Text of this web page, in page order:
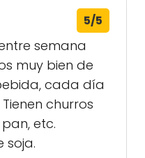
5/5
semana
muy bien de
cada día
churros
etc.
soja.